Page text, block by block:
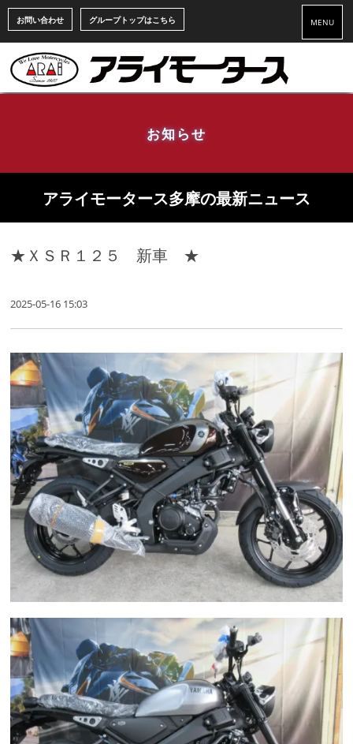
お問い合わせ グループトップはこちら MENU
お知らせ
アライモータース多摩の最新ニュース
★ＸＳＲ１２５ 新車 ★
2025-05-16 15:03